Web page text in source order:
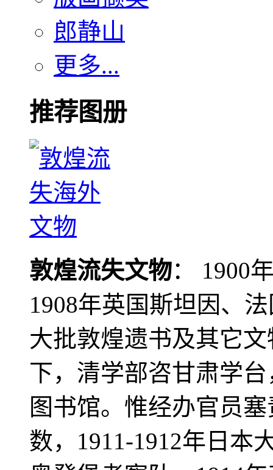
郎静山
更多...
推荐图册
敦煌流失文物： 1900
1908年英国斯坦因、
大批敦煌遗书及其它
下，清学部咨甘肃学
图书馆。惟经办官员
数，1911-1912年日本